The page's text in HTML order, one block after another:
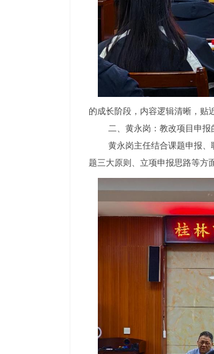
的成长阶段，内容逻辑清晰，贴
二、黄永岗：教改项目申报
黄永岗主任结合课题申报、职
题三大原则、立项申报思路等方